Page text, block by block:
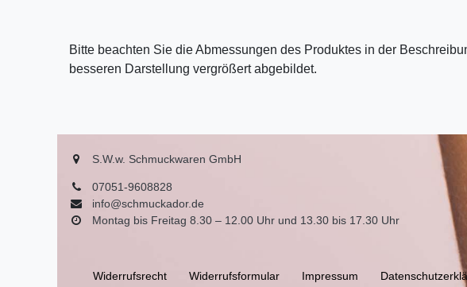
Bitte beachten Sie die Abmessungen des Produktes in der
besseren Darstellung vergrößert abgebildet.
S.W.w. Schmuckwaren GmbH
07051-9608828
info@schmuckador.de
Montag bis Freitag 8.30 – 12.00 Uhr und 13.30 bis 17.30 Uhr
Widerrufs­recht Widerrufs­formular Impressum